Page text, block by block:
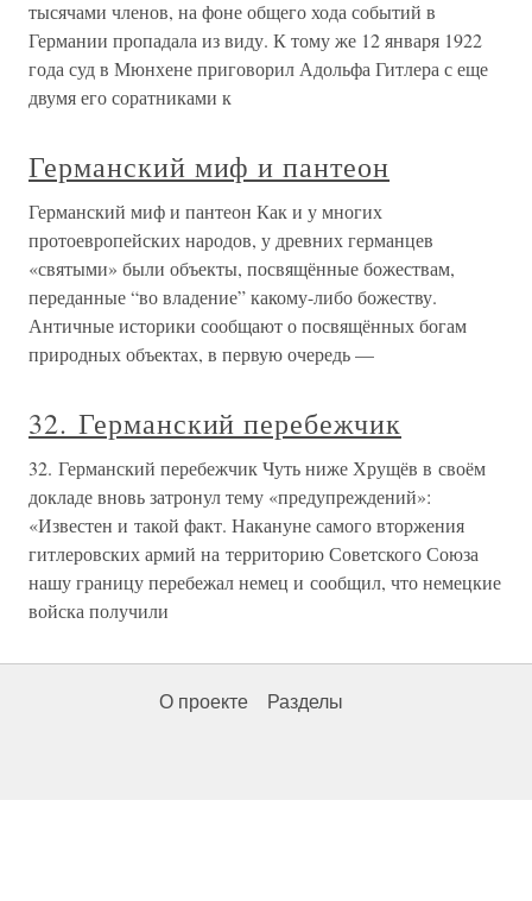
тысячами членов, на фоне общего хода событий в
Германии пропадала из виду. К тому же 12 января 1922
года суд в Мюнхене приговорил Адольфа Гитлера с еще
двумя его соратниками к
Германский миф и пантеон
Германский миф и пантеон Как и у многих
протоевропейских народов, у древних германцев
«святыми» были объекты, посвящённые божествам,
переданные “во владение” какому-либо божеству.
Античные историки сообщают о посвящённых богам
природных объектах, в первую очередь —
32. Германский перебежчик
32. Германский перебежчик Чуть ниже Хрущёв в своём
докладе вновь затронул тему «предупреждений»:
«Известен и такой факт. Накануне самого вторжения
гитлеровских армий на территорию Советского Союза
нашу границу перебежал немец и сообщил, что немецкие
войска получили
О проекте Разделы